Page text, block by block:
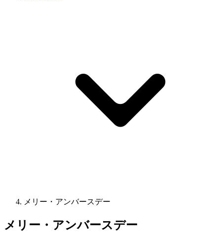
メリー・アンバースデー
メリー・アンバースデー